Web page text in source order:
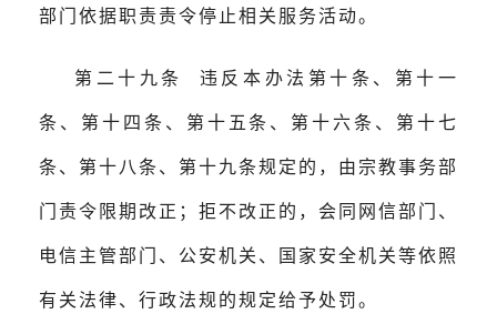
部门依据职责责令停止相关服务活动。
第二十九条 违反本办法第十条、第十一
条、第十四条、第十五条、第十六条、第十七
条、第十八条、第十九条规定的，由宗教事务部
门责令限期改正；拒不改正的，会同网信部门、
电信主管部门、公安机关、国家安全机关等依照
有关法律、行政法规的规定给予处罚。